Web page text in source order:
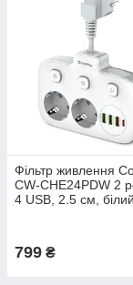
Фільтр живлення
CW-CHE24PDW 2
4 USB, 2.5 см, білий
799 ₴